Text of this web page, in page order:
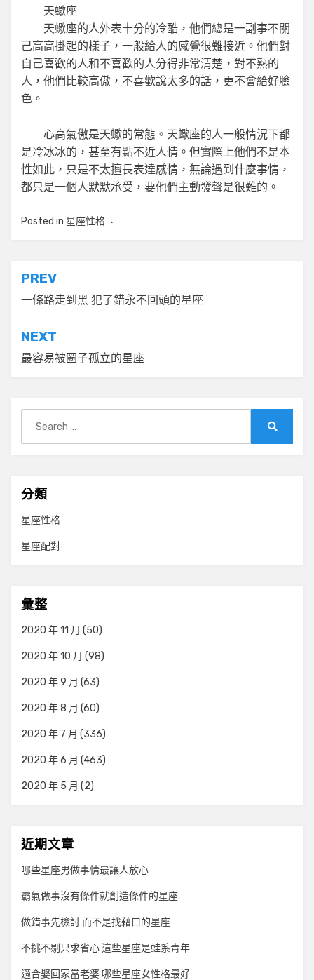
天蠍座
天蠍座的人外表十分的冷酷，他們總是一副事不關
己高高掛起的樣子，一般給人的感覺很難接近。他們對
自己喜歡的人和不喜歡的人分得非常清楚，對不熟的
人，他們比較高傲，不喜歡說太多的話，更不會給好臉
色。
心高氣傲是天蠍的常態。天蠍座的人一般情況下都
是冷冰冰的，甚至有點不近人情。但實際上他們不是本
性如此，只是不太擅長表達感情，無論遇到什麼事情，
都只是一個人默默承受，要他們主動發聲是很難的。
Posted in 星座性格
文
章
導
覽
PREV
一條路走到黑 犯了錯永不回頭的星座
NEXT
最容易被圈子孤立的星座
for:
分類
星座性格
星座配對
彙整
2020 年 11 月 (50)
2020 年 10 月 (98)
2020 年 9 月 (63)
2020 年 8 月 (60)
2020 年 7 月 (336)
2020 年 6 月 (463)
2020 年 5 月 (2)
近期文章
哪些星座男做事情最讓人放心
霸氣做事沒有條件就創造條件的星座
做錯事先檢討 而不是找藉口的星座
不挑不剔只求省心 這些星座是蛙系青年
適合娶回家當老婆 哪些星座女性格最好